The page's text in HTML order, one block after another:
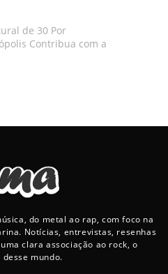
de 30 Por
Contribua com a
do metal ao rap, com foco na
Notícias, entrevistas, resenhas
clara associação ao rock, o
mundo.